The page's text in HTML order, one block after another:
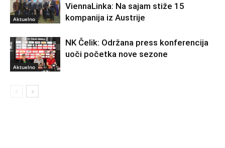
Aktuelno
ViennaLinka: Na sajam stiže 15
kompanija iz Austrije
Aktuelno
NK Čelik: Održana press konferencija
uoči početka nove sezone